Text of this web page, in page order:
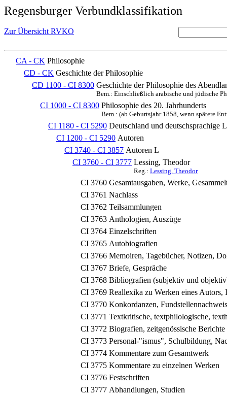
Regensburger Verbundklassifikation
Zur Übersicht RVKO
CA - CK Philosophie
CD - CK Geschichte der Philosophie
CD 1100 - CI 8300 Geschichte der Philosophie des
Bem.: Einschließlich arabische und jüdische
CI 1000 - CI 8300 Philosophie des 20. Jahrhunderts
Bem.: (ab Geburtsjahr 1858, wenn spätere
CI 1180 - CI 5290 Deutschland und deutschsprachige
CI 1200 - CI 5290 Autoren
CI 3740 - CI 3857 Autoren L
CI 3760 - CI 3777 Lessing, Theodor
Reg.: Lessing, Theodor
CI 3760 Gesamtausgaben, Werke,
CI 3761 Nachlass
CI 3762 Teilsammlungen
CI 3763 Anthologien, Auszüge
CI 3764 Einzelschriften
CI 3765 Autobiografien
CI 3766 Memoiren, Tagebücher, Notizen,
CI 3767 Briefe, Gespräche
CI 3768 Bibliografien (subjektiv und
CI 3769 Reallexika zu Werken eines Autors,
CI 3770 Konkordanzen,
CI 3771 Textkritische, textphilologische,
CI 3772 Biografien, zeitgenössische Berichte
CI 3773 Personal-"ismus", Schulbildung,
CI 3774 Kommentare zum Gesamtwerk
CI 3775 Kommentare zu einzelnen Werken
CI 3776 Festschriften
CI 3777 Abhandlungen, Studien